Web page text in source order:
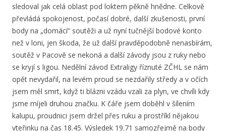
sledoval jak celá oblast pod loktem pěkně hnědne. Celkově
převládá spokojenost, počasí dobré, další zkušenosti, první
body na „domácí“ soutěži a už nyní tučnější bodové konto
než v loni, jen škoda, že už další pravděpodobně nenasbírám,
soutěž v Pacově se nekoná a další závody jsou z ruky nebo
se kryjí s ligou. Nedělní závod Extraligy říznuté ZČHL se nám
opět nevydařil, na levém proud se nezdařily středy a v očích
jsem měl smrt, když ti blázni vzádu vzali za plyn, ve chvíli kdy
jsme míjeli druhou značku. K čáře jsem doběhl v šílením
kalupu, proudnici jsem držel přes ruku a prostříkl nějakou
vteřinku na čas 18.45. Výsledek 19.71 samozřejmě na body